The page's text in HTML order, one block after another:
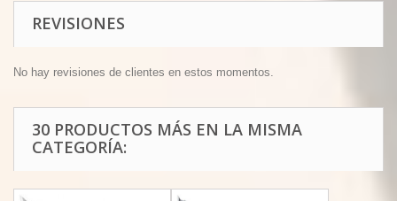
REVISIONES
No hay revisiones de clientes en estos momentos.
30 PRODUCTOS MÁS EN LA MISMA
CATEGORÍA: